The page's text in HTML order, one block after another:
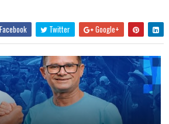
Facebook Twitter Google+